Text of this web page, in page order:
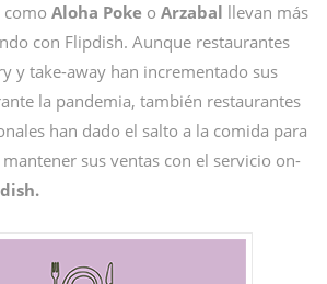
como Aloha Poke o Arzabal llevan más
con Flipdish. Aunque restaurantes
y take-away han incrementado sus
la pandemia, también restaurantes
han dado el salto a la comida para
sus ventas con el servicio on-